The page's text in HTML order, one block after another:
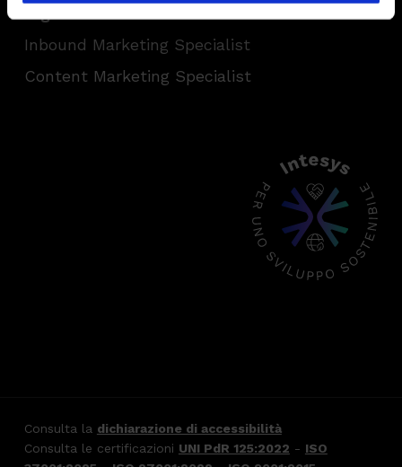
Inbound Marketing Specialist
Content Marketing Specialist
Consulta la dichiarazione di accessibilità
Consulta le certificazioni UNI PdR 125:2022 - ISO